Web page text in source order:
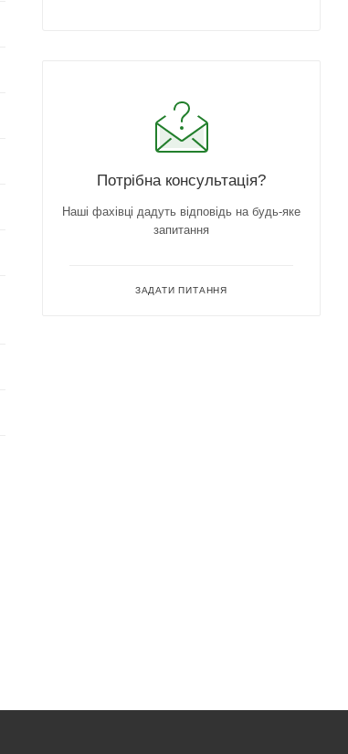
Потрібна консультація?
Наші фахівці дадуть відповідь на будь-яке
запитання
ЗАДАТИ ПИТАННЯ